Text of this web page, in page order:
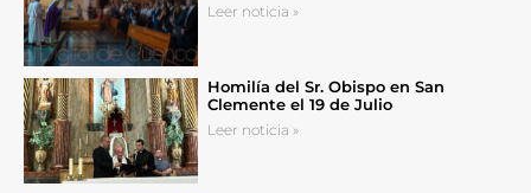
Leer noticia »
Homilía del Sr. Obispo en San
Clemente el 19 de Julio
Leer noticia »